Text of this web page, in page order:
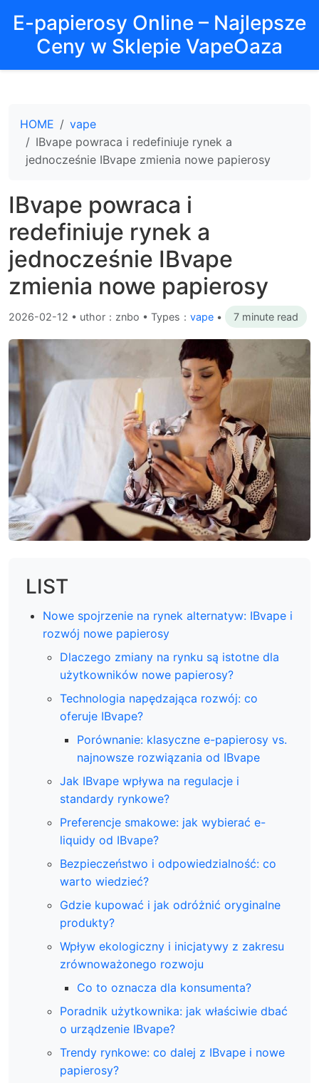
E-papierosy Online – Najlepsze
Ceny w Sklepie VapeOaza
HOME
vape
IBvape powraca i redefiniuje rynek a
jednocześnie IBvape zmienia nowe papierosy
IBvape powraca i
redefiniuje rynek a
jednocześnie IBvape
zmienia nowe papierosy
2026-02-12 • uthor：znbo • Types： vape • 7 minute read
LIST
Nowe spojrzenie na rynek alternatyw: IBvape i
rozwój nowe papierosy
Dlaczego zmiany na rynku są istotne dla
użytkowników nowe papierosy?
Technologia napędzająca rozwój: co
oferuje IBvape?
Porównanie: klasyczne e-papierosy vs.
najnowsze rozwiązania od IBvape
Jak IBvape wpływa na regulacje i
standardy rynkowe?
Preferencje smakowe: jak wybierać e-
liquidy od IBvape?
Bezpieczeństwo i odpowiedzialność: co
warto wiedzieć?
Gdzie kupować i jak odróżnić oryginalne
produkty?
Wpływ ekologiczny i inicjatywy z zakresu
zrównoważonego rozwoju
Co to oznacza dla konsumenta?
Poradnik użytkownika: jak właściwie dbać
o urządzenie IBvape?
Trendy rynkowe: co dalej z IBvape i nowe
papierosy?